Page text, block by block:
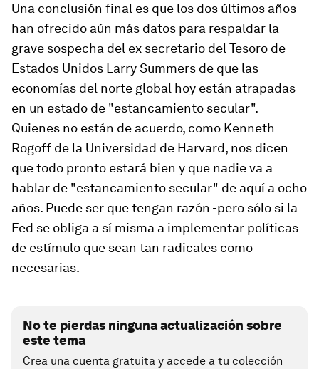
Una conclusión final es que los dos últimos años
han ofrecido aún más datos para respaldar la
grave sospecha del ex secretario del Tesoro de
Estados Unidos Larry Summers de que las
economías del norte global hoy están atrapadas
en un estado de "estancamiento secular".
Quienes no están de acuerdo, como Kenneth
Rogoff de la Universidad de Harvard, nos dicen
que todo pronto estará bien y que nadie va a
hablar de "estancamiento secular" de aquí a ocho
años. Puede ser que tengan razón -pero sólo si la
Fed se obliga a sí misma a implementar políticas
de estímulo que sean tan radicales como
necesarias.
No te pierdas ninguna actualización sobre
este tema
Crea una cuenta gratuita y accede a tu colección